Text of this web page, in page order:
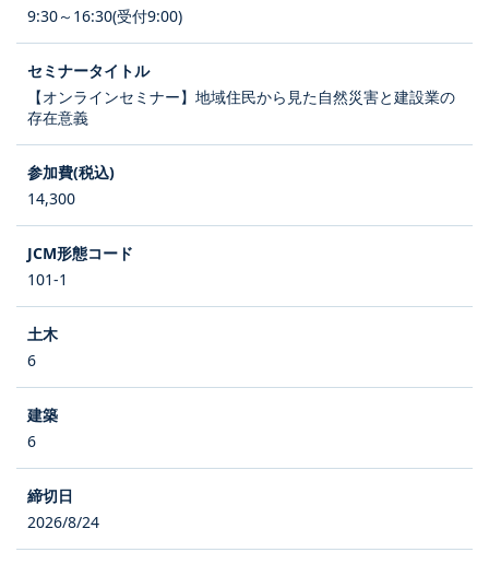
9:30～16:30(受付9:00)
【オンラインセミナー】地域住民から見た自然災害と建設業の
存在意義
14,300
101-1
6
6
2026/8/24